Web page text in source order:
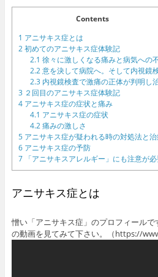
Contents
1 アニサキス症とは
2初めてのアニサキス症体験記
2.1 徐々に激しくなる痛みと病気への
2.2意を決して病院へ。そして内視鏡
2.3 内視鏡検査で激痛の正体が判明し
3 ２回目のアニサキス症体験記
4アニサキス症の症状と痛み
4.1 アニサキス症の症状
4.2痛みの激しさ
5アニサキス症が疑われる時の対処法と
6アニサキス症の予防
7「アニサキスアレルギー」にも注意が
アニサキス症とは
憎い「アニサキス症」のプロフィール
の動画を見てみて下さい。（https://